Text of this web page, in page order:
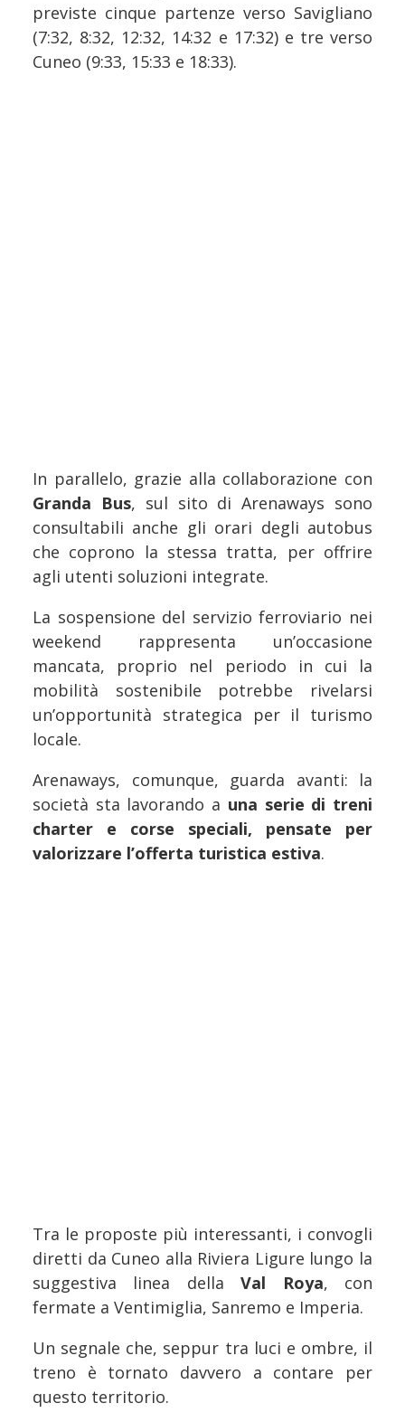
previste cinque partenze verso Savigliano
(7:32, 8:32, 12:32, 14:32 e 17:32) e tre verso
Cuneo (9:33, 15:33 e 18:33).
In parallelo, grazie alla collaborazione con
Granda Bus, sul sito di Arenaways sono
consultabili anche gli orari degli autobus
che coprono la stessa tratta, per offrire
agli utenti soluzioni integrate.
La sospensione del servizio ferroviario nei
weekend rappresenta un’occasione
mancata, proprio nel periodo in cui la
mobilità sostenibile potrebbe rivelarsi
un’opportunità strategica per il turismo
locale.
Arenaways, comunque, guarda avanti: la
società sta lavorando a una serie di treni
charter e corse speciali, pensate per
valorizzare l’offerta turistica estiva.
Tra le proposte più interessanti, i convogli
diretti da Cuneo alla Riviera Ligure lungo la
suggestiva linea dellaVal Roya, con
fermate a Ventimiglia, Sanremo e Imperia.
Un segnale che, seppur tra luci e ombre, il
treno è tornato davvero a contare per
questo territorio.